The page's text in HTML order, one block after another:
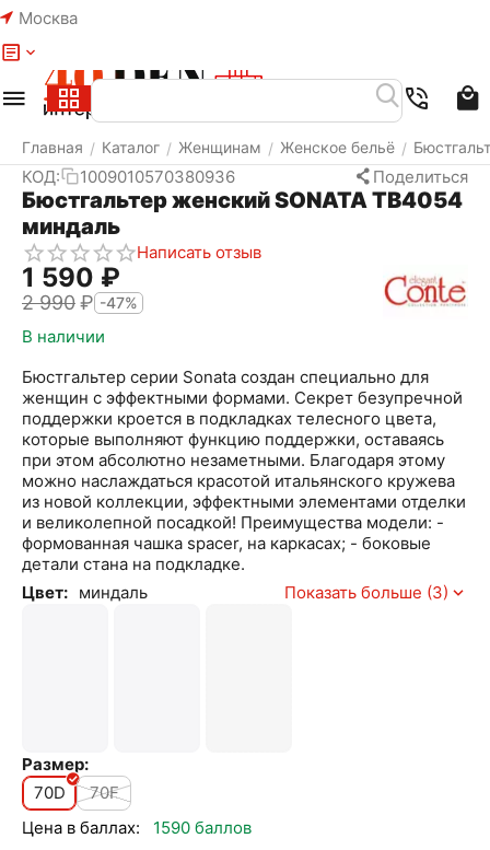
Москва
Главная / Каталог / Женщинам / Женское бельё /
КОД: 1009010570380936 Поделиться
Бюстгальтер женский SONATA TB4054
миндаль
Написать отзыв
1 590 ₽
2 990₽ -47%
В наличии
Бюстгальтер серии Sonata создан специально для
женщин с эффектными формами. Секрет безупречной
поддержки кроется в подкладках телесного цвета,
которые выполняют функцию поддержки, оставаясь
при этом абсолютно незаметными. Благодаря этому
можно наслаждаться красотой итальянского кружева
из новой коллекции, эффектными элементами отделки
и великолепной посадкой! Преимущества модели: -
формованная чашка spacer, на каркасах; - боковые
детали стана на подкладке.
Цвет: миндаль Показать больше (3)
Размер:
70D
70F
Цена в баллах:
1590 баллов
Меню